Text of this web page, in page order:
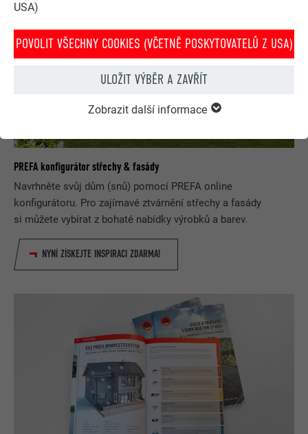
USA)
POVOLIT VŠECHNY COOKIES (VČETNĚ POSKYTOVATELŮ Z USA)
ULOŽIT VÝBĚR A ZAVŘÍT
Zobrazit další informace
PREFA konfigurátor střechy & fasády
Navrhněte svůj dům (snů) pomocí PREFA online
konfigurátoru. Pro zajímavé ztvárnění střechy a fasády
si můžete vybírat z bohaté nabídky výrobků a barev.
NYNÍ ZÍSKEJTE INSPIRACI ZDARMA!